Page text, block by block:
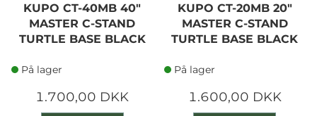
KUPO CT-40MB 40"
MASTER C-STAND
TURTLE BASE BLACK
På lager
1.700,00 DKK
KUPO CT-20MB 20"
MASTER C-STAND
TURTLE BASE BLACK
På lager
1.600,00 DKK